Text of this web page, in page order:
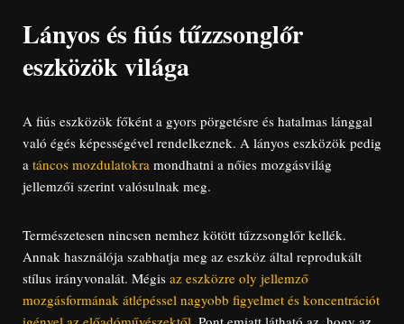
Lányos és fiús tűzzsonglőr
eszközök világa
A fiús eszközök főként a gyors pörgetésre és hatalmas lánggal
való égés képességével rendelkeznek. A lányos eszközök pedig
a táncos mozdulatokra mondhatni a nőies mozgásvilág
jellemzői szerint valósulnak meg.
Természetesen nincsen nemhez kötött tűzzsonglőr kellék.
Annak használója szabhatja meg az eszköz által reprodukált
stílus irányvonalát. Mégis az eszközre oly jellemző
mozgásformának átlépéssel nagyobb figyelmet és koncentrációt